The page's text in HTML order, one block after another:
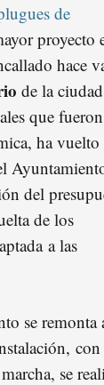
de
proyecto
hace
de la ciudad
que fueron
ha vuelto
del
de los
a las
se remonta
se